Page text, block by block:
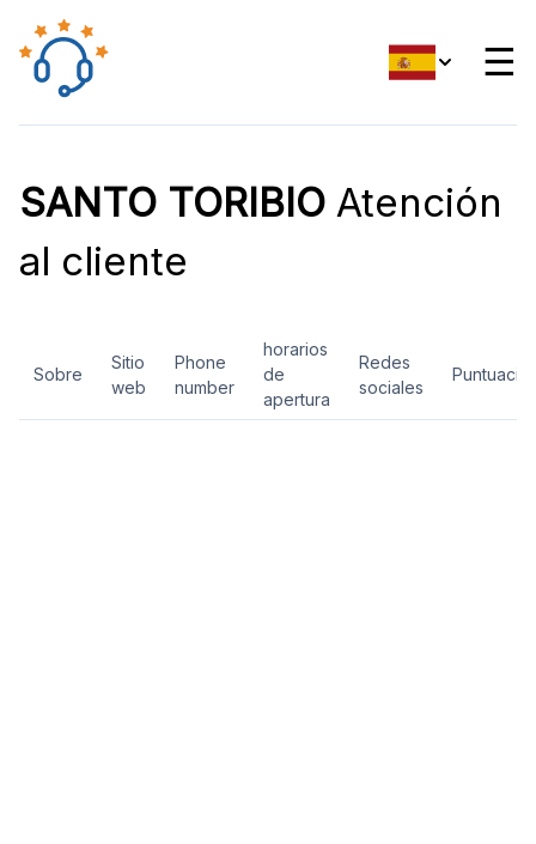
☰
SANTO TORIBIO Atención
al cliente
Sobre
Sitio
web
Phone
number
horarios
de
apertura
Redes
sociales